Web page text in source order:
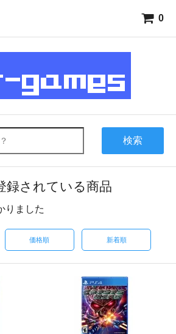
0
検索
録されている商品
りました
価格順 新着順